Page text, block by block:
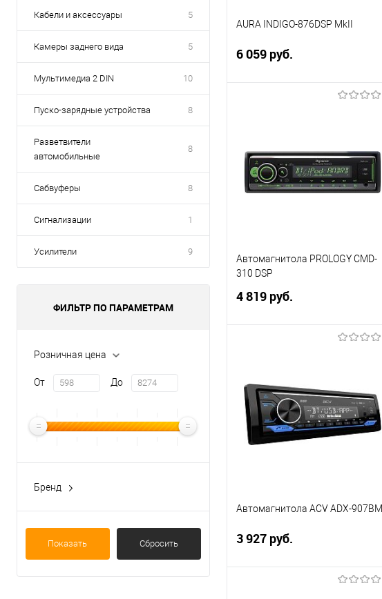
Кабели и аксессуары 5
Камеры заднего вида 5
Мультимедиа 2 DIN 10
Пуско-зарядные устройства 8
Разветвители
автомобильные
8
Сабвуферы 8
Сигнализации 1
Усилители 9
ФИЛЬТР ПО ПАРАМЕТРАМ
Розничная цена
От До
Бренд
Aura
Показать Сбросить
AURA INDIGO-876DSP MkII
6 059 руб.
В избранное
Автомагнитола PROLOGY CMD-
310 DSP
4 819 руб.
Купить в 1 клик
Сравнение
В избранное
Автомагнитола ACV ADX-907BM
3 927 руб.